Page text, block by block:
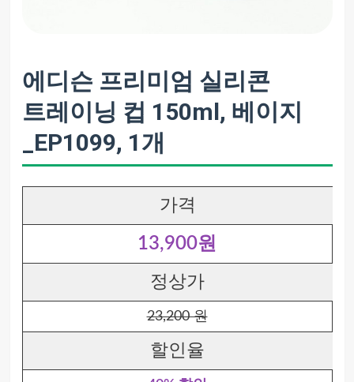
에디슨 프리미엄 실리콘
트레이닝 컵 150ml, 베이지
_EP1099, 1개
가격
13,900원
정상가
23,200 원
할인율